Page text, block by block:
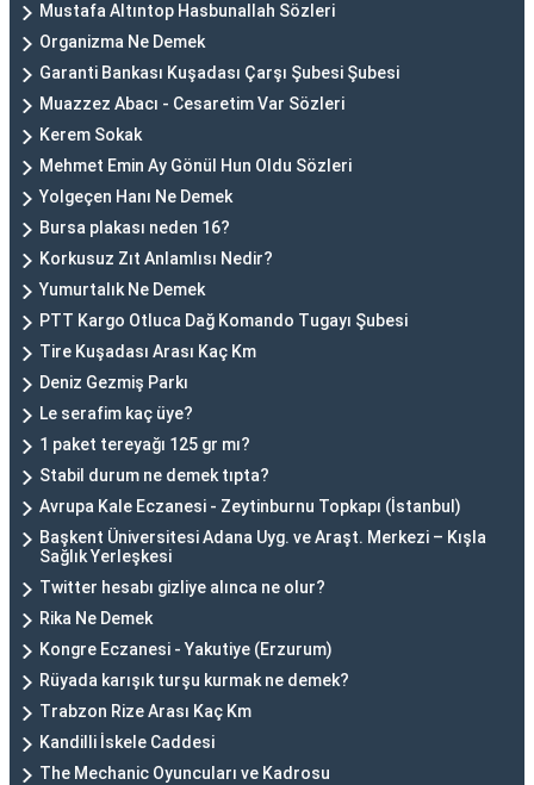
Mustafa Altıntop Hasbunallah Sözleri
Organizma Ne Demek
Garanti Bankası Kuşadası Çarşı Şubesi Şubesi
Muazzez Abacı - Cesaretim Var Sözleri
Kerem Sokak
Mehmet Emin Ay Gönül Hun Oldu Sözleri
Yolgeçen Hanı Ne Demek
Bursa plakası neden 16?
Korkusuz Zıt Anlamlısı Nedir?
Yumurtalık Ne Demek
PTT Kargo Otluca Dağ Komando Tugayı Şubesi
Tire Kuşadası Arası Kaç Km
Deniz Gezmiş Parkı
Le serafim kaç üye?
1 paket tereyağı 125 gr mı?
Stabil durum ne demek tıpta?
Avrupa Kale Eczanesi - Zeytinburnu Topkapı (İstanbul)
Başkent Üniversitesi Adana Uyg. ve Araşt. Merkezi – Kışla
Sağlık Yerleşkesi
Twitter hesabı gizliye alınca ne olur?
Rika Ne Demek
Kongre Eczanesi - Yakutiye (Erzurum)
Rüyada karışık turşu kurmak ne demek?
Trabzon Rize Arası Kaç Km
Kandilli İskele Caddesi
The Mechanic Oyuncuları ve Kadrosu